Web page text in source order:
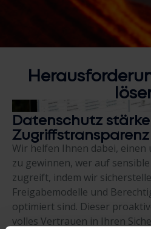
Datenschutz
Wir helfen Ihnen dabei, einen
zu gewinnen, wer auf
zugreift, indem wir
Freigabemodelle und
optimiert sind. Dieser
volles Vertrauen in Ihren